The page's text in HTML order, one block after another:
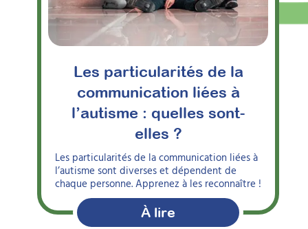
Les particularités de la
communication liées à
l’autisme : quelles sont-
elles ?
Les particularités de la communication liées à
l’autisme sont diverses et dépendent de
chaque personne. Apprenez à les reconnaître !
À lire